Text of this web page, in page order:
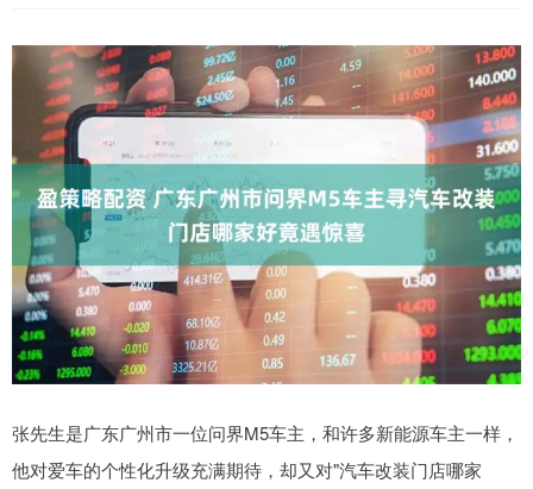
张先生是广东广州市一位问界M5车主，和许多新能源车主一样，
他对爱车的个性化升级充满期待，却又对"汽车改装门店哪家